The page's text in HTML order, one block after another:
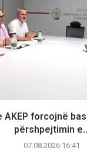
AKEP forcojnë
përshpejtimin
07.08.2026 16:41